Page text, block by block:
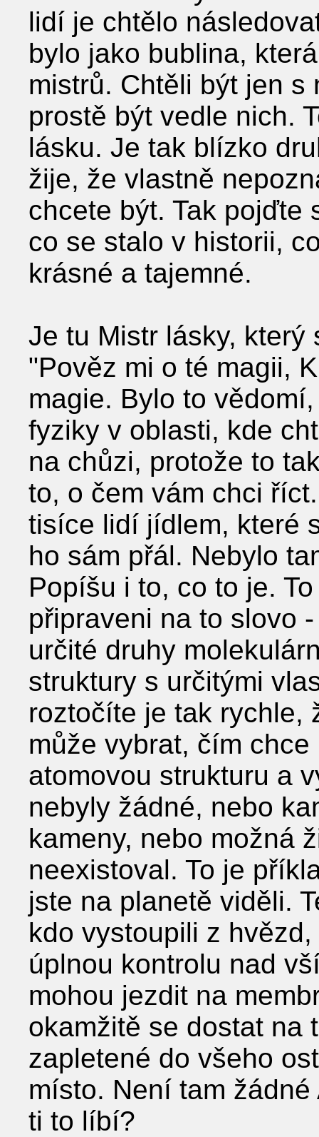
lidí je chtělo
bylo jako bublina,
mistrů. Chtěli být jen s
prostě být vedle nich.
lásku. Je tak blízko
žije, že vlastně
chcete být. Tak pojďte
co se stalo v historii,
krásné a tajemné.
Je tu Mistr lásky,
"Pověz mi o té magii,
magie. Bylo to
fyziky v oblasti, kde
na chůzi, protože to
to, o čem vám chci
tisíce lidí jídlem, které
ho sám přál. Nebylo
Popíšu i to, co to je.
připraveni na to slovo
určité druhy
struktury s určitými
roztočíte je tak rychle,
může vybrat, čím
atomovou strukturu a
nebyly žádné, nebo
kameny, nebo možná
neexistoval. To je
jste na planetě viděli.
kdo vystoupili z
úplnou kontrolu nad
mohou jezdit na
okamžitě se dostat na
zapletené do všeho
místo. Není tam
ti to líbí?